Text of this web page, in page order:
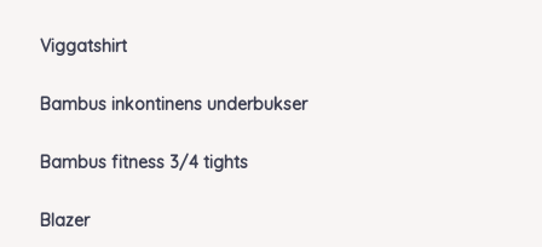
Viggatshirt
Bambus inkontinens underbukser
Bambus fitness 3/4 tights
Blazer